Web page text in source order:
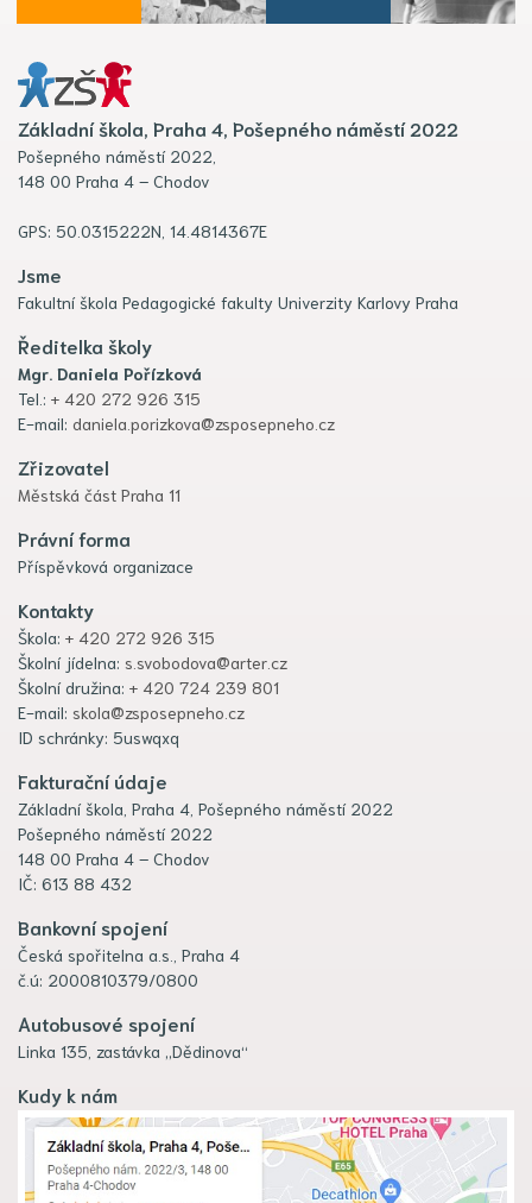
Základní škola, Praha 4, Pošepného náměstí 2022
Pošepného náměstí 2022,
148 00 Praha 4 – Chodov
GPS: 50.0315222N, 14.4814367E
Jsme
Fakultní škola Pedagogické fakulty Univerzity Karlovy Praha
Ředitelka školy
Mgr. Daniela Pořízková
Tel.: + 420 272 926 315
E-mail: daniela.porizkova@zsposepneho.cz
Zřizovatel
Městská část Praha 11
Právní forma
Příspěvková organizace
Kontakty
Škola: + 420 272 926 315
Školní jídelna: s.svobodova@arter.cz
Školní družina: + 420 724 239 801
E-mail: skola@zsposepneho.cz
ID schránky: 5uswqxq
Fakturační údaje
Základní škola, Praha 4, Pošepného náměstí 2022
Pošepného náměstí 2022
148 00 Praha 4 – Chodov
IČ: 613 88 432
Bankovní spojení
Česká spořitelna a.s., Praha 4
č.ú: 2000810379/0800
Autobusové spojení
Linka 135, zastávka „Dědinova“
Kudy k nám